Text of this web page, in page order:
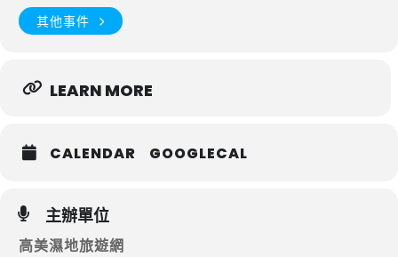
其他事件
LEARN MORE
CALENDAR GOOGLECAL
主辦單位
高美濕地旅遊網